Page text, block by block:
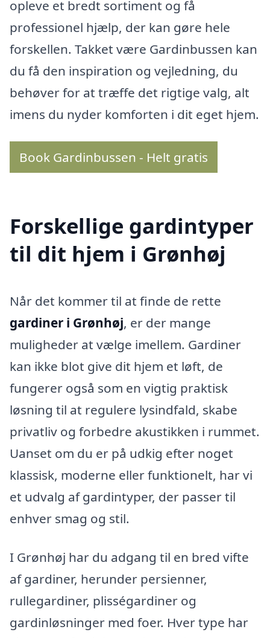
opleve et bredt sortiment og få
professionel hjælp, der kan gøre hele
forskellen. Takket være Gardinbussen kan
du få den inspiration og vejledning, du
behøver for at træffe det rigtige valg, alt
imens du nyder komforten i dit eget hjem.
Book Gardinbussen - Helt gratis
Forskellige gardintyper
til dit hjem i Grønhøj
Når det kommer til at finde de rette
gardiner i Grønhøj, er der mange
muligheder at vælge imellem. Gardiner
kan ikke blot give dit hjem et løft, de
fungerer også som en vigtig praktisk
løsning til at regulere lysindfald, skabe
privatliv og forbedre akustikken i rummet.
Uanset om du er på udkig efter noget
klassisk, moderne eller funktionelt, har vi
et udvalg af gardintyper, der passer til
enhver smag og stil.
I Grønhøj har du adgang til en bred vifte
af gardiner, herunder persienner,
rullegardiner, plisségardiner og
gardinløsninger med foer. Hver type har